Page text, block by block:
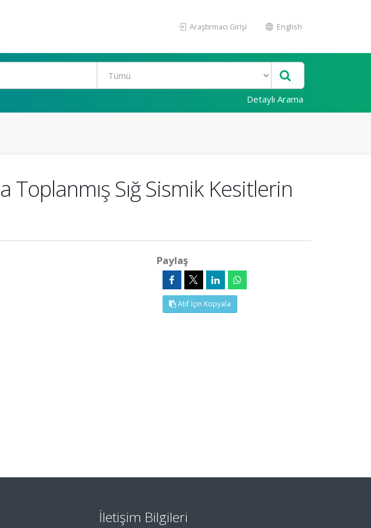
Araştırmacı Girişi English
Detaylı Arama
Toplanmış Sığ Sismik Kesitlerin
Paylaş
Atıf İçin Kopyala
İletişim Bilgileri